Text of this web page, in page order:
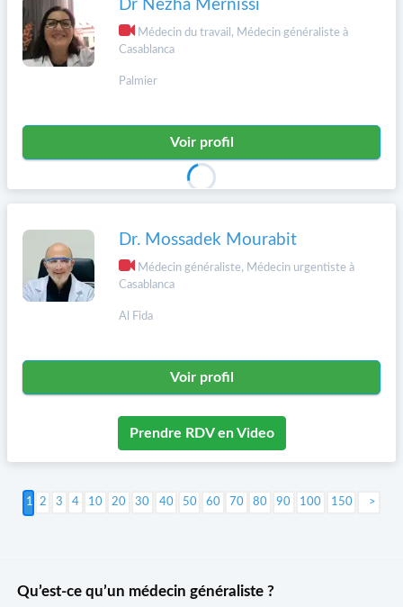
Dr Nezha Mernissi
Médecin du travail, Médecin généraliste à
Casablanca
Palmier
Voir profil
Dr. Mossadek Mourabit
Médecin généraliste, Médecin urgentiste à
Casablanca
Al Fida
Voir profil
Prendre RDV en Video
2 3 4 10 20 30 40 50 60 70 80 90 100 150 Suivant >
Qu’est-ce qu’un médecin généraliste ?